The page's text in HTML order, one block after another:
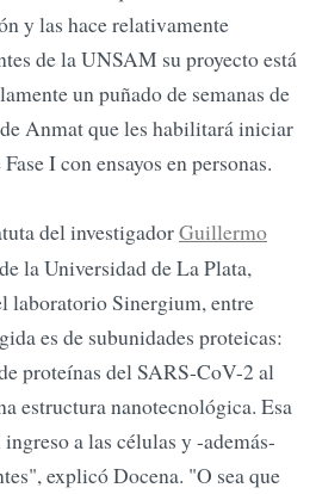
y las hace relativamente
de la UNSAM su proyecto está
un puñado de semanas de
Anmat que les habilitará iniciar
I con ensayos en personas.
del investigadorGuillermo
la Universidad de La Plata,
Sinergium, entre
es de subunidades proteicas:
proteínas del SARS-CoV-2 al
estructura nanotecnológica. Esa
a las células y -además-
explicó Docena. "O sea que